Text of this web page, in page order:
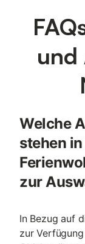
und
Welche
stehen
zur
In Bezug auf
zur